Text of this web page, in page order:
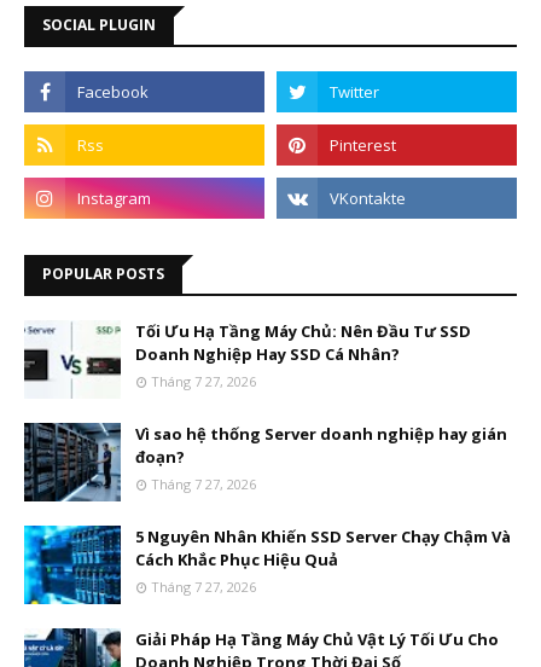
SOCIAL PLUGIN
POPULAR POSTS
Tối Ưu Hạ Tầng Máy Chủ: Nên Đầu Tư SSD
Doanh Nghiệp Hay SSD Cá Nhân?
Tháng 7 27, 2026
Vì sao hệ thống Server doanh nghiệp hay gián
đoạn?
Tháng 7 27, 2026
5 Nguyên Nhân Khiến SSD Server Chạy Chậm Và
Cách Khắc Phục Hiệu Quả
Tháng 7 27, 2026
Giải Pháp Hạ Tầng Máy Chủ Vật Lý Tối Ưu Cho
Doanh Nghiệp Trong Thời Đại Số